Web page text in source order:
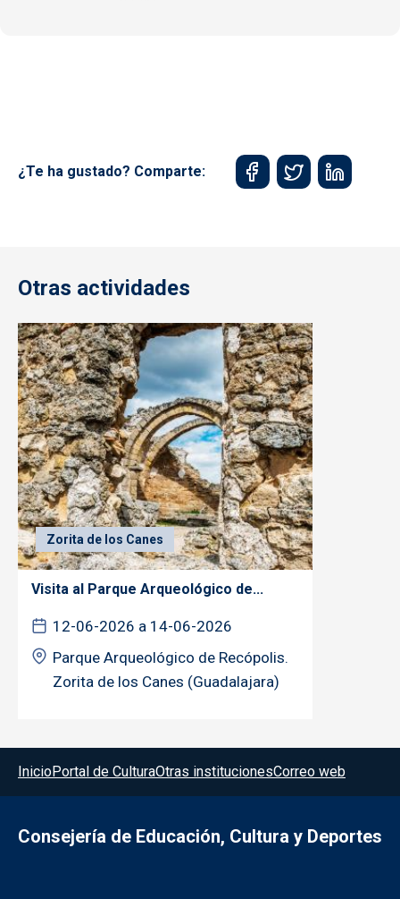
¿Te ha gustado? Comparte:
Otras actividades
Zorita de los Canes
Visita al Parque Arqueológico de...
12-06-2026 a 14-06-2026
Parque Arqueológico de Recópolis.
Zorita de los Canes (Guadalajara)
Menú del pie
InicioPortal de CulturaOtras institucionesCorreo web
Consejería de Educación, Cultura y Deportes